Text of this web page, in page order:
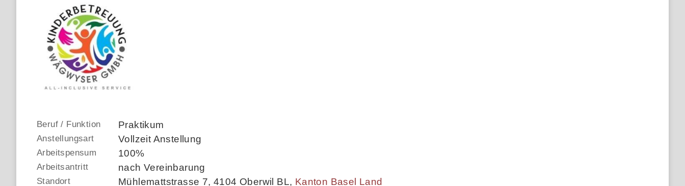
Beruf / Funktion Praktikum
Anstellungsart Vollzeit Anstellung
Arbeitspensum 100%
Arbeitsantritt nach Vereinbarung
Standort Mühlemattstrasse 7,4104 Oberwil BL, Kanton Basel Land